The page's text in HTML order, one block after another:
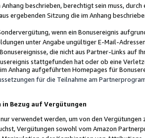
Anhang beschrieben, berechtigt sein muss,
ergebenden Sitzung die im Anhang
wenn ein Bonusereignis
unter Angabe ungültiger E-Mail-
die nicht aus Partner-Links auf
stattgefunden hat oder ob eine
Anhang aufgeführten Homepages für
für die Teilnahme am
in Bezug auf Vergütungen
verwendet werden, um von den
Vergütungen sowohl vom Amazon